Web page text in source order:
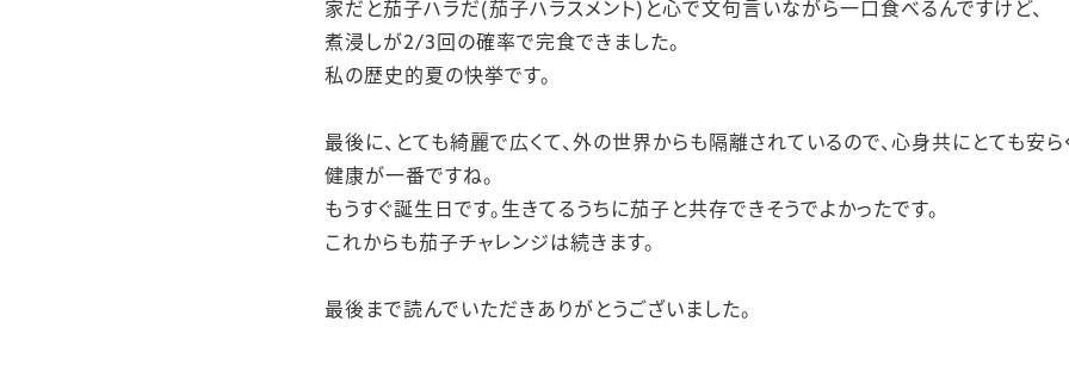
家だと茄子ハラだ(茄子ハラスメント)と心で文句言いながら一口食べるんですけど、
煮浸しが2/3回の確率で完食できました。
私の歴史的夏の快挙です。
最後に、とても綺麗で広くて、外の世界からも隔離されているので、心身共にとても安ら
健康が一番ですね。
もうすぐ誕生日です。生きてるうちに茄子と共存できそうでよかったです。
これからも茄子チャレンジは続きます。
最後まで読んでいただきありがとうございました。